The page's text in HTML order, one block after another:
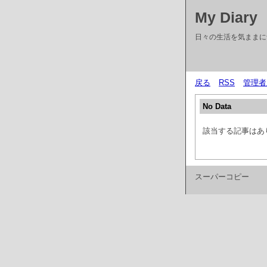
My Diary
日々の生活を気まま
戻る RSS 管理者
No Data
該当する記事はあ
スーパーコピー